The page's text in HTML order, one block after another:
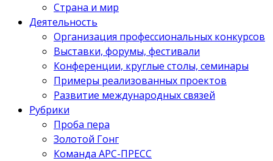
Страна и мир
Деятельность
Организация профессиональных конкурсов
Выставки, форумы, фестивали
Конференции, круглые столы, семинары
Примеры реализованных проектов
Развитие международных связей
Рубрики
Проба пера
Золотой Гонг
Команда АРС-ПРЕСС